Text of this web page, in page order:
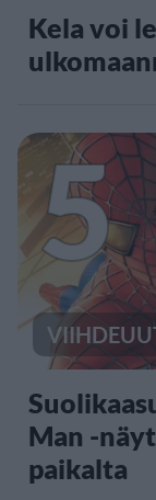
Kela voi
5
Man -
paikalta